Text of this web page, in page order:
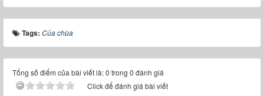
Tags: Của chùa
Tổng số điểm của bài viết là: 0 trong 0 đánh giá
Click để đánh giá bài viết